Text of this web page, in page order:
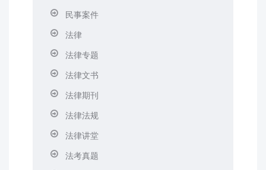
民事案件
法律
法律专题
法律文书
法律期刊
法律法规
法律讲堂
法考真题